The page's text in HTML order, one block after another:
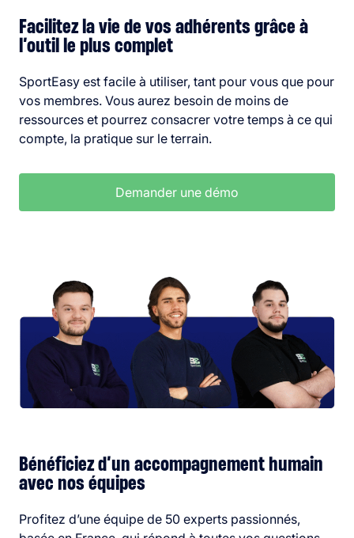
Facilitez la vie de vos adhérents grâce à
l’outil le plus complet
SportEasy est facile à utiliser, tant pour vous que pour
vos membres. Vous aurez besoin de moins de
ressources et pourrez consacrer votre temps à ce qui
compte, la pratique sur le terrain.
Demander une démo
Bénéficiez d’un accompagnement humain
avec nos équipes
Profitez d’une équipe de 50 experts passionnés,